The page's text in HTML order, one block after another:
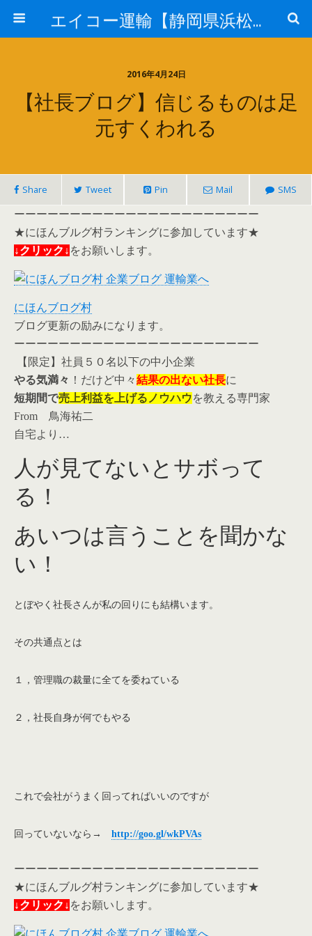
エイコー運輸【静岡県浜松市】
2016年4月24日
【社長ブログ】信じるものは足
元すくわれる
Share Tweet Pin Mail SMS
ーーーーーーーーーーーーーーーーーーーーーー
★にほんブルグ村ランキングに参加しています★
↓クリック↓ をお願いします。
にほんブログ村
ブログ更新の励みになります。
ーーーーーーーーーーーーーーーーーーーーーー
【限定】社員５０名以下の中小企業
やる気満々 ！だけど中々結果の出ない社長に
短期間で売上利益を上げるノウハウを教える専門家
From 鳥海祐二
自宅より…
人が見てないとサボって
る！
あいつは言うことを聞かな
い！
とぼやく社長さんが私の回りにも結構います。
その共通点とは
１，管理職の裁量に全てを委ねている
２，社長自身が何でもやる
これで会社がうまく回ってればいいのですが
回っていないなら→ http://goo.gl/wkPVAs
ーーーーーーーーーーーーーーーーーーーーーー
★にほんブルグ村ランキングに参加しています★
↓クリック↓ をお願いします。